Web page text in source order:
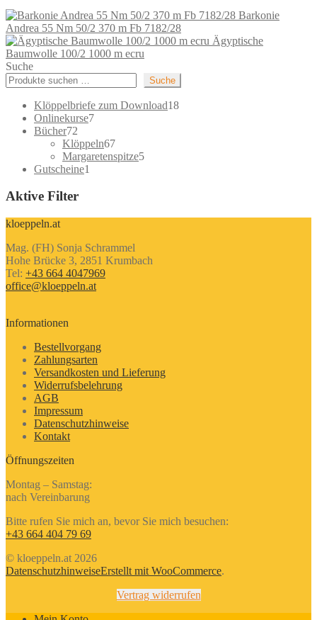
Barkonie
Andrea 55 Nm 50/2 370 m Fb 7182/28
Ägyptische
Baumwolle 100/2 1000 m ecru
Suche
Suche
Klöppelbriefe zum Download1818
Onlinekurse77
Bücher72
Produkte
Klöppeln6767
Produkte
Margaretenspitze55
Gutscheine1
Aktive Filter
kloeppeln.at
Mag. (FH) Sonja Schrammel
Hohe Brücke 3, 2851 Krumbach
Tel: +43 664 4047969
office@kloeppeln.at
Informationen
Bestellvorgang
Zahlungsarten
Versandkosten und Lieferung
Widerrufsbelehrung
AGB
Impressum
Datenschutzhinweise
Kontakt
Öffnungszeiten
Montag – Samstag:
nach Vereinbarung
Bitte rufen Sie mich an, bevor Sie mich besuchen:
+43 664 404 79 69
© kloeppeln.at 2026
DatenschutzhinweiseErstellt mit WooCommerce.
Vertrag widerrufen